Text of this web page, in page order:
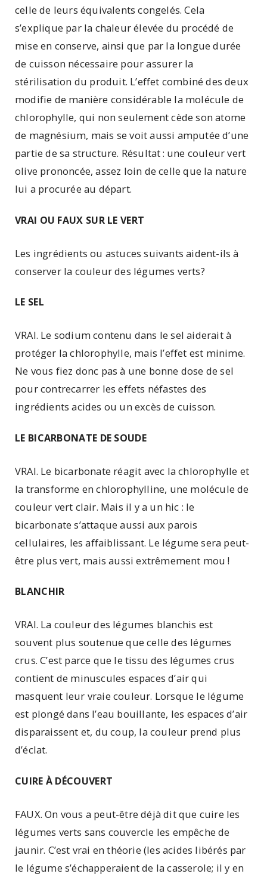
celle de leurs équivalents congelés. Cela
s’explique par la chaleur élevée du procédé de
mise en conserve, ainsi que par la longue durée
de cuisson nécessaire pour assurer la
stérilisation du produit. L’effet combiné des deux
modifie de manière considérable la molécule de
chlorophylle, qui non seulement cède son atome
de magnésium, mais se voit aussi amputée d’une
partie de sa structure. Résultat : une couleur vert
olive prononcée, assez loin de celle que la nature
lui a procurée au départ.
VRAI OU FAUX SUR LE VERT
Les ingrédients ou astuces suivants aident-ils à
conserver la couleur des légumes verts?
LE SEL
VRAI. Le sodium contenu dans le sel aiderait à
protéger la chlorophylle, mais l’effet est minime.
Ne vous fiez donc pas à une bonne dose de sel
pour contrecarrer les effets néfastes des
ingrédients acides ou un excès de cuisson.
LE BICARBONATE DE SOUDE
VRAI. Le bicarbonate réagit avec la chlorophylle et
la transforme en chlorophylline, une molécule de
couleur vert clair. Mais il y a un hic : le
bicarbonate s’attaque aussi aux parois
cellulaires, les affaiblissant. Le légume sera peut-
être plus vert, mais aussi extrêmement mou !
BLANCHIR
VRAI. La couleur des légumes blanchis est
souvent plus soutenue que celle des légumes
crus. C’est parce que le tissu des légumes crus
contient de minuscules espaces d’air qui
masquent leur vraie couleur. Lorsque le légume
est plongé dans l’eau bouillante, les espaces d’air
disparaissent et, du coup, la couleur prend plus
d’éclat.
CUIRE À DÉCOUVERT
FAUX. On vous a peut-être déjà dit que cuire les
légumes verts sans couvercle les empêche de
jaunir. C’est vrai en théorie (les acides libérés par
le légume s’échapperaient de la casserole; il y en